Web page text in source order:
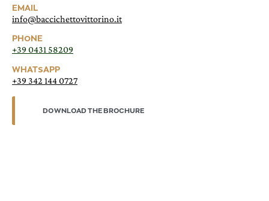
EMAIL
info@baccichettovittorino.it
PHONE
+39 0431 58209
WHATSAPP
+39 342 144 0727
DOWNLOAD THE BROCHURE